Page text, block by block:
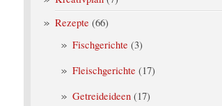
Rezepte (66)
Fischgerichte (3)
Fleischgerichte (17)
Getreideideen (17)